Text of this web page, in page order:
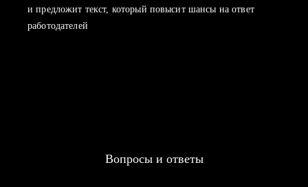
и предложит текст, который повысит шансы на ответ
работодателей
Вопросы и ответы